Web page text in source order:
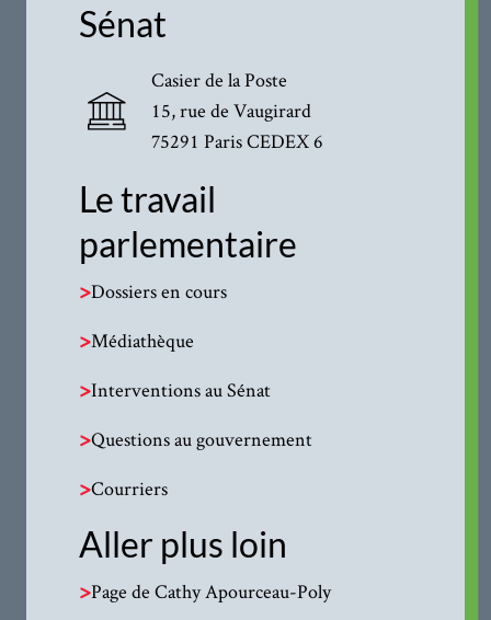
Sénat
Casier de la Poste
15, rue de Vaugirard
75291 Paris CEDEX 6
Le travail
parlementaire
>Dossiers en cours
>Médiathèque
>Interventions au Sénat
>Questions au gouvernement
>Courriers
Aller plus loin
>Page de Cathy Apourceau-Poly